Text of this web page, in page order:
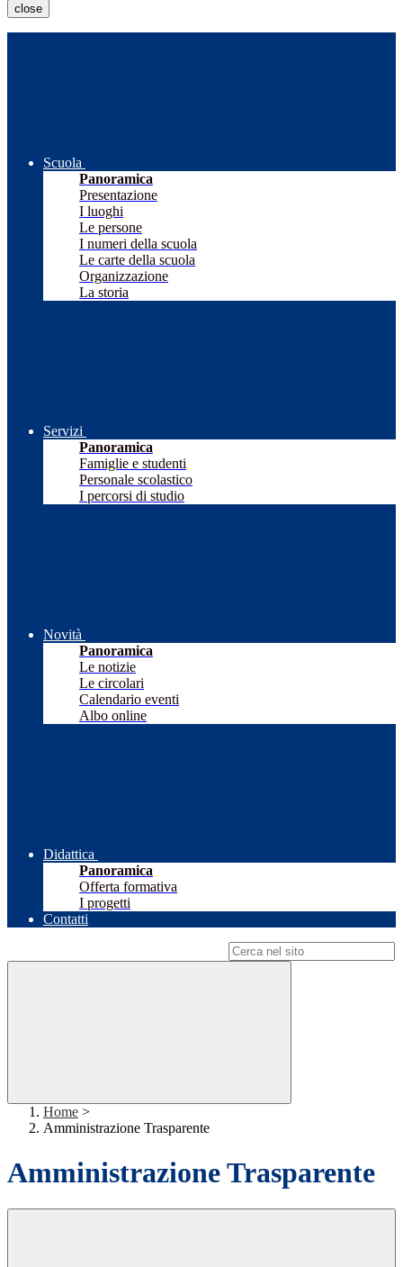
close
Scuola
Panoramica
Presentazione
I luoghi
Le persone
I numeri della scuola
Le carte della scuola
Organizzazione
La storia
Servizi
Panoramica
Famiglie e studenti
Personale scolastico
I percorsi di studio
Novità
Panoramica
Le notizie
Le circolari
Calendario eventi
Albo online
Didattica
Panoramica
Offerta formativa
I progetti
Contatti
Home >
Amministrazione Trasparente
Amministrazione Trasparente